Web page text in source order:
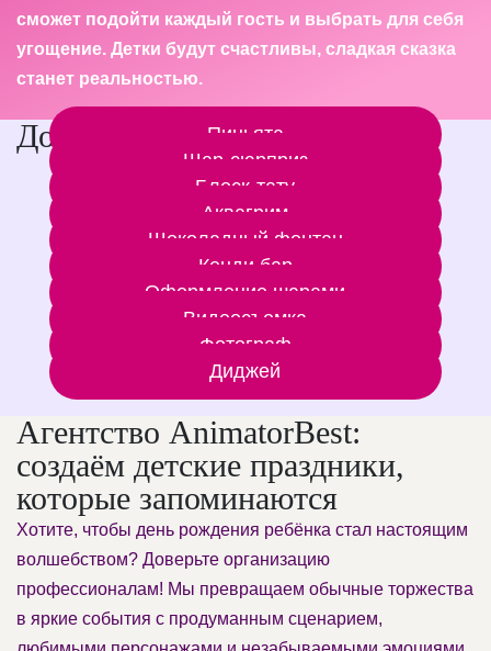
сможет подойти каждый гость и выбрать для себя
угощение. Детки будут счастливы, сладкая сказка
станет реальностью.
Дополнительные услуги
Пиньята
Шар-сюрприз
Блеск-тату
Аквагрим
Шоколадный фонтан
Кенди бар
Оформление шарами
Видеосъемка
Фотограф
Диджей
Агентство AnimatorBest:
создаём детские праздники,
которые запоминаются
Хотите, чтобы день рождения ребёнка стал настоящим
волшебством? Доверьте организацию
профессионалам! Мы превращаем обычные торжества
в яркие события с продуманным сценарием,